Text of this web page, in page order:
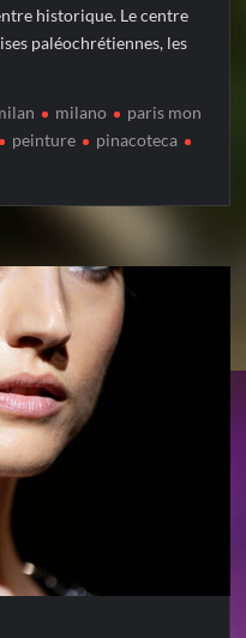
historique. Le centre
paléochrétiennes, les
milano
paris mon
peinture
pinacoteca